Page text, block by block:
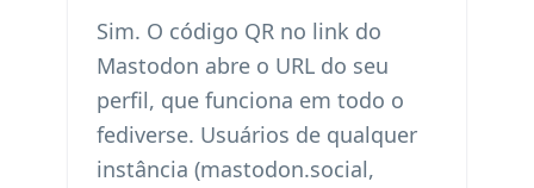
Sim. O código QR no link do
Mastodon abre o URL do seu
perfil, que funciona em todo o
fediverse. Usuários de qualquer
instância (mastodon.social,